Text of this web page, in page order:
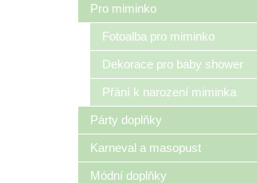
Pro miminko
Fotoalba pro miminko
Dekorace pro baby shower
Přání k narození miminka
Párty doplňky
Karneval a masopust
Módní doplňky